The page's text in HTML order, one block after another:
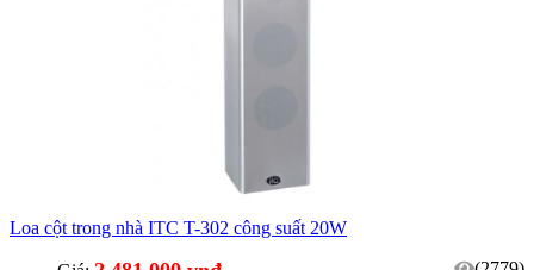
Loa cột trong nhà ITC T-302 công suất 20W